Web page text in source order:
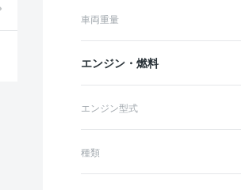
車両重量
エンジン・燃料
エンジン型式
種類